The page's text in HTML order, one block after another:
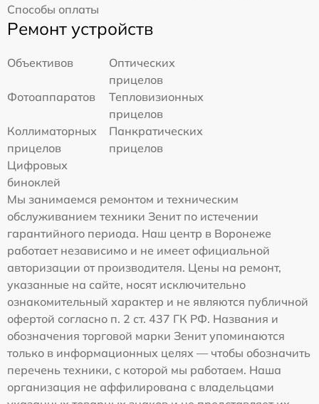
Способы оплаты
Ремонт устройств
Объективов
Оптических
прицелов
Фотоаппаратов
Тепловизионных
прицелов
Коллиматорных
прицелов
Панкратических
прицелов
Цифровых
биноклей
Мы занимаемся ремонтом и техническим
обслуживанием техники Зенит по истечении
гарантийного периода. Наш центр в Воронеже
работает независимо и не имеет официальной
авторизации от производителя. Цены на ремонт,
указанные на сайте, носят исключительно
ознакомительный характер и не являются публичной
офертой согласно п. 2 ст. 437 ГК РФ. Названия и
обозначения торговой марки Зенит упоминаются
только в информационных целях — чтобы обозначить
перечень техники, с которой мы работаем. Наша
организация не аффилирована с владельцами